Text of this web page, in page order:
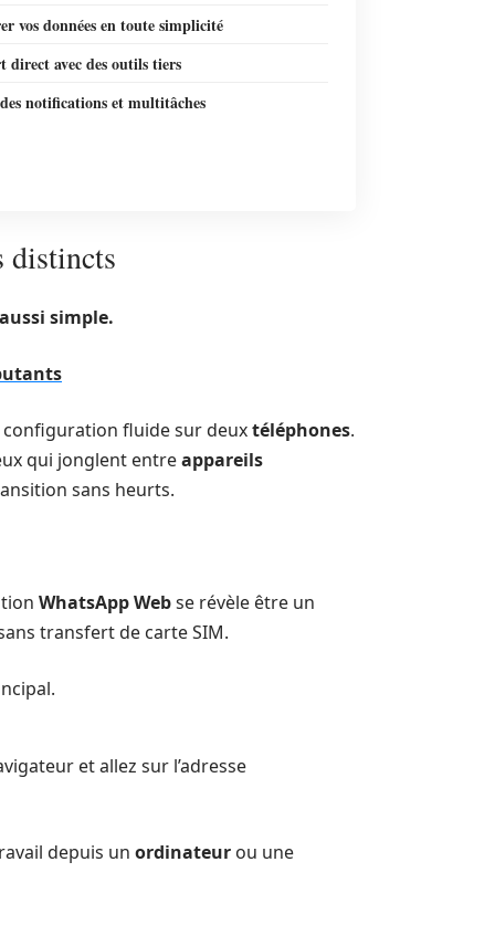
vos données en toute simplicité
direct avec des outils tiers
notifications et multitâches
distincts
simple.
fluide sur deuxtéléphones.
qui jonglent entreappareils
sans heurts.
WhatsApp Webse révèle être un
transfert de carte SIM.
et allez sur l’adresse
depuis un ordinateur ou une